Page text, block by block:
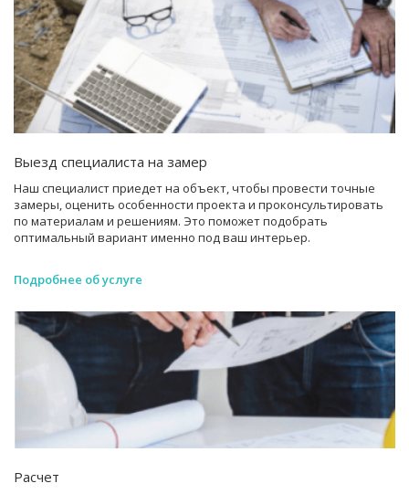
Выезд специалиста на замер
Наш специалист приедет на объект, чтобы провести точные
замеры, оценить особенности проекта и проконсультировать
по материалам и решениям. Это поможет подобрать
оптимальный вариант именно под ваш интерьер.
Подробнее об услуге
Расчет